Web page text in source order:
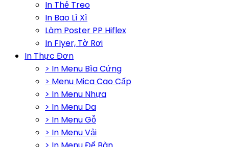
In Thẻ Treo
In Bao Lì Xì
Làm Poster PP Hiflex
In Flyer, Tờ Rơi
In Thực Đơn
> In Menu Bìa Cứng
> Menu Mica Cao Cấp
> In Menu Nhựa
> In Menu Da
> In Menu Gỗ
> In Menu Vải